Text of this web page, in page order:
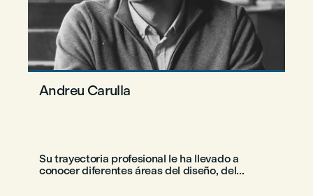
Andreu Carulla
Su trayectoria profesional le ha llevado a
conocer diferentes áreas del diseño, del...